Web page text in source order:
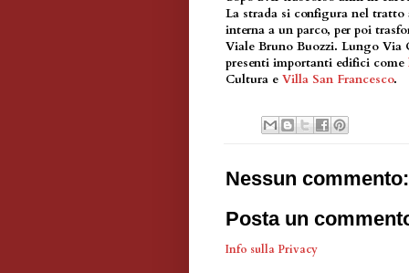
La strada si configura nel
interna a un parco, per poi
Viale Bruno Buozzi. Lungo Via
presenti importanti edifici come
Cultura e Villa San Francesco.
Nessun commento:
Posta un
Info sulla Privacy